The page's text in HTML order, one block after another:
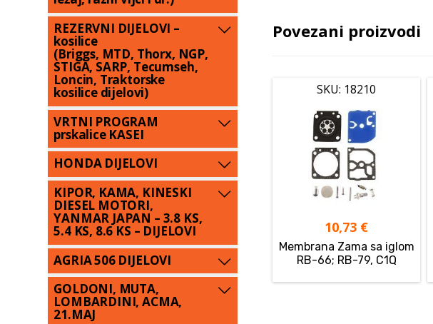
Povezani proizvodi
SKU: 18210
10,73 €
Membrana Zama sa iglom
RB-66; RB-79, C1Q
REZERVNI DIJELOVI –
kosilice
(Briggs, MTD, Thorx, NGP,
STIGA, SARP, Tecumseh,
Loncin, Traktorske
kosilice dijelovi)
VRTNI PROGRAM
prskalice KASEI
HONDA DIJELOVI
KIPOR, KAMA, KINESKI
DIESEL MOTORI,
YANMAR JAPAN – 3.8 KS,
5.4 KS, 8.6 KS – DIJELOVI
AGRIA 506 DIJELOVI
GOLDONI, MUTA,
LOMBARDINI, ACMA,
21.MAJ